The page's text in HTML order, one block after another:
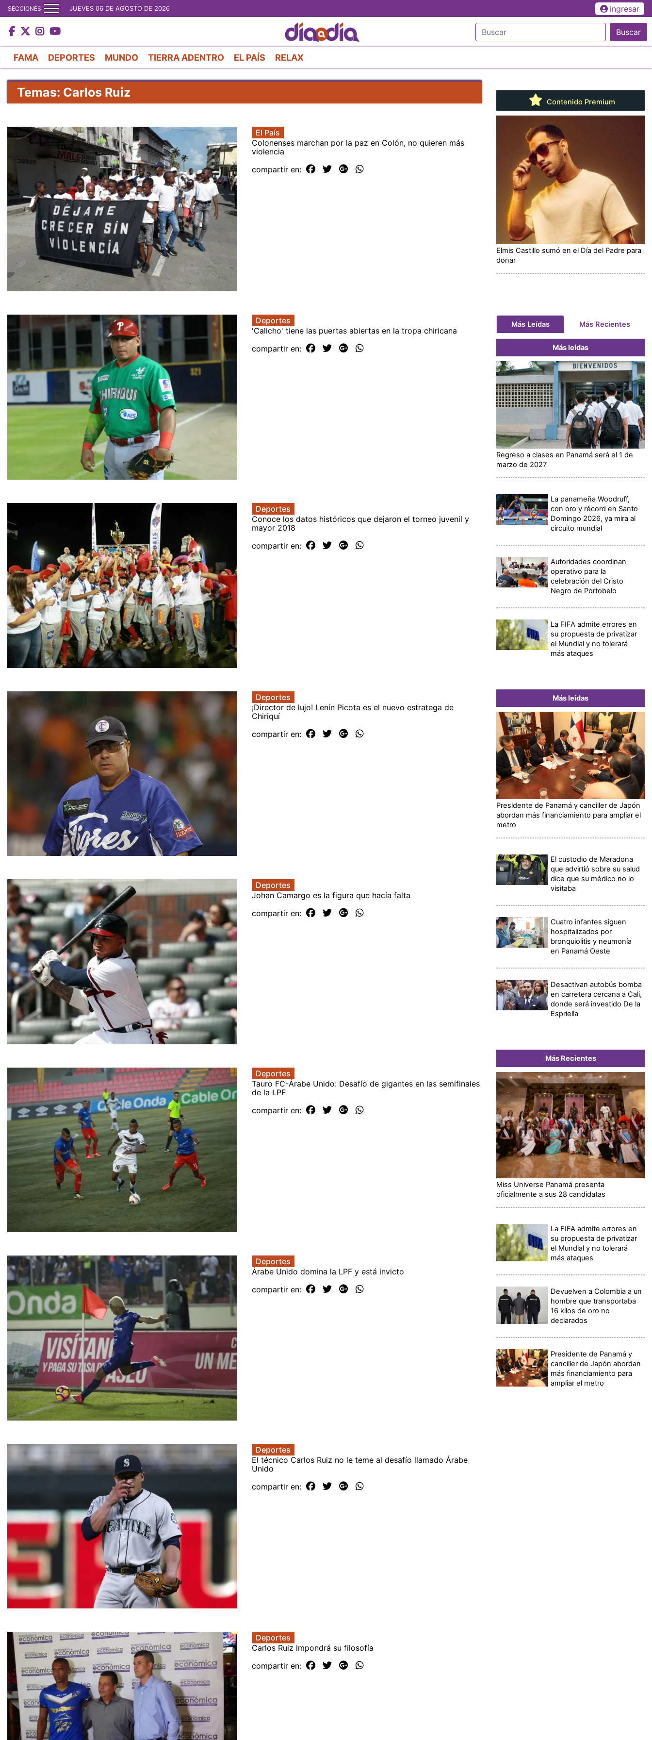
al
contenido
principal
SECCIONES JUEVES 06 DE AGOSTO DE 2026 ingresar
Buscar
FAMA DEPORTES MUNDO TIERRA ADENTRO EL PAÍS RELAX
Temas: Carlos Ruiz
El País
Colonenses marchan por la paz en Colón, no quieren más
violencia
compartir en:
Deportes
'Calicho' tiene las puertas abiertas en la tropa chiricana
compartir en:
Deportes
Conoce los datos históricos que dejaron el torneo juvenil y
mayor 2018
compartir en:
Deportes
¡Director de lujo! Lenín Picota es el nuevo estratega de
Chiriquí
compartir en:
Deportes
Johan Camargo es la figura que hacía falta
compartir en:
Deportes
Tauro FC-Árabe Unido: Desafío de gigantes en las semifinales
de la LPF
compartir en:
Deportes
Árabe Unido domina la LPF y está invicto
compartir en:
Deportes
El técnico Carlos Ruiz no le teme al desafío llamado Árabe
Unido
compartir en:
Deportes
Carlos Ruiz impondrá su filosofía
compartir en:
Contenido Premium
Elmis Castillo sumó en el Día del Padre para
donar
Más Leídas Más Recientes
Más leídas
Regreso a clases en Panamá será el 1 de
marzo de 2027
La panameña Woodruff,
con oro y récord en Santo
Domingo 2026, ya mira al
circuito mundial
Autoridades coordinan
operativo para la
celebración del Cristo
Negro de Portobelo
La FIFA admite errores en
su propuesta de privatizar
el Mundial y no tolerará
más ataques
Más leídas
Presidente de Panamá y canciller de Japón
abordan más financiamiento para ampliar el
metro
El custodio de Maradona
que advirtió sobre su salud
dice que su médico no lo
visitaba
Cuatro infantes siguen
hospitalizados por
bronquiolitis y neumonía
en Panamá Oeste
Desactivan autobús bomba
en carretera cercana a Cali,
donde será investido De la
Espriella
Más Recientes
Miss Universe Panamá presenta
oficialmente a sus 28 candidatas
La FIFA admite errores en
su propuesta de privatizar
el Mundial y no tolerará
más ataques
Devuelven a Colombia a un
hombre que transportaba
16 kilos de oro no
declarados
Presidente de Panamá y
canciller de Japón abordan
más financiamiento para
ampliar el metro